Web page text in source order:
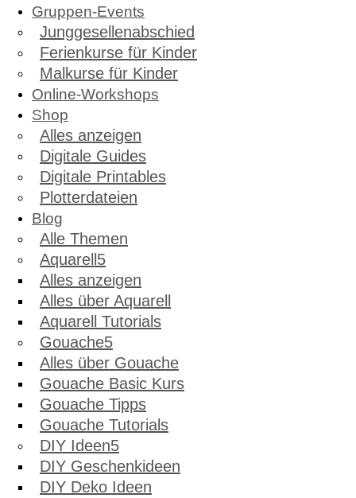
Gruppen-Events
Junggesellenabschied
Ferienkurse für Kinder
Malkurse für Kinder
Online-Workshops
Shop
Alles anzeigen
Digitale Guides
Digitale Printables
Plotterdateien
Blog
Alle Themen
Aquarell
Alles anzeigen
Alles über Aquarell
Aquarell Tutorials
Gouache
Alles über Gouache
Gouache Basic Kurs
Gouache Tipps
Gouache Tutorials
DIY Ideen
DIY Geschenkideen
DIY Deko Ideen